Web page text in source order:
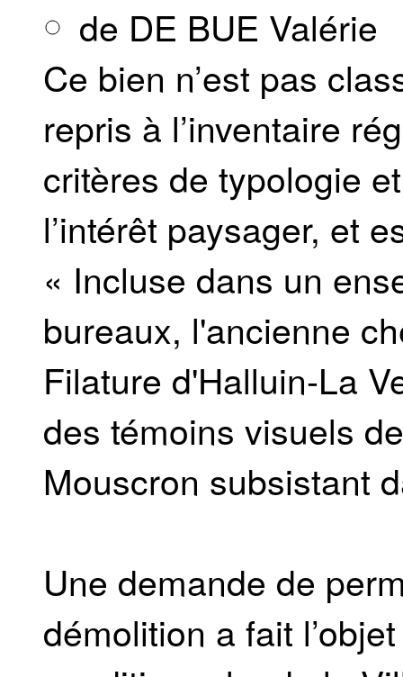
de DE BUE Valérie
Ce bien n’est pas
repris à l’inventaire
critères de typologie
l’intérêt paysager, et
« Incluse dans un
bureaux, l'ancienne
Filature d'Halluin-La
des témoins visuels
Mouscron subsistant
Une demande de
démolition a fait